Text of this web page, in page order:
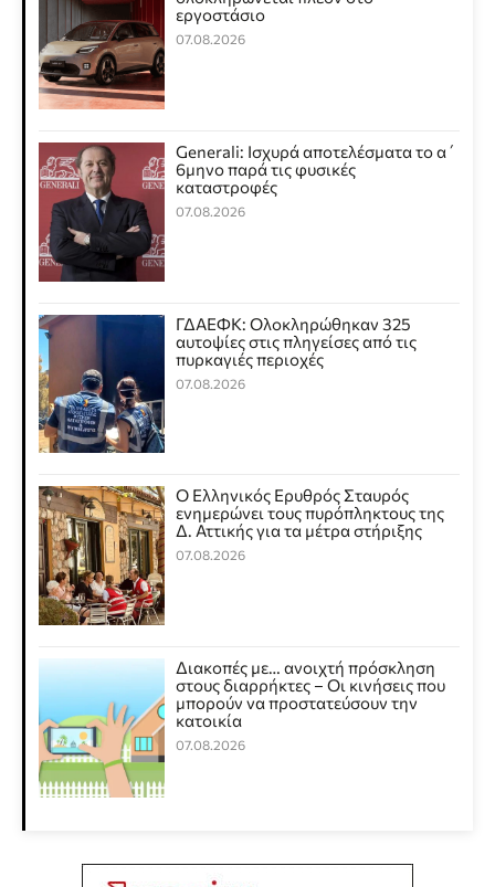
εργοστάσιο
07.08.2026
Generali: Ισχυρά αποτελέσματα το α΄
6μηνο παρά τις φυσικές
καταστροφές
07.08.2026
ΓΔΑΕΦΚ: Ολοκληρώθηκαν 325
αυτοψίες στις πληγείσες από τις
πυρκαγιές περιοχές
07.08.2026
Ο Ελληνικός Ερυθρός Σταυρός
ενημερώνει τους πυρόπληκτους της
Δ. Αττικής για τα μέτρα στήριξης
07.08.2026
Διακοπές με… ανοιχτή πρόσκληση
στους διαρρήκτες – Οι κινήσεις που
μπορούν να προστατεύσουν την
κατοικία
07.08.2026